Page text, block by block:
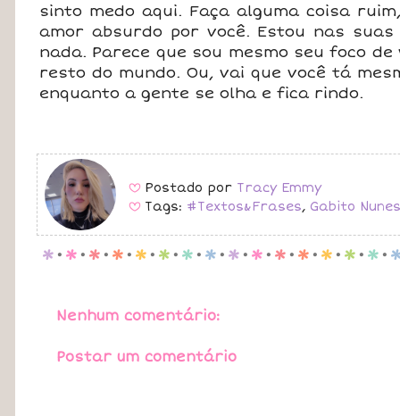
sinto medo aqui. Faça alguma coisa
amor absurdo por você. Estou nas
nada. Parece que sou mesmo seu foco
resto do mundo. Ou, vai que você tá
enquanto a gente se olha e fica rindo.
B Postado por Tracy Emmy
B Tags: #Textos&Frases, Gabito Nunes
p . p . p . p . p . p . p . p . p . p . p . p . p . p . p .
Nenhum comentário:
Postar um comentário